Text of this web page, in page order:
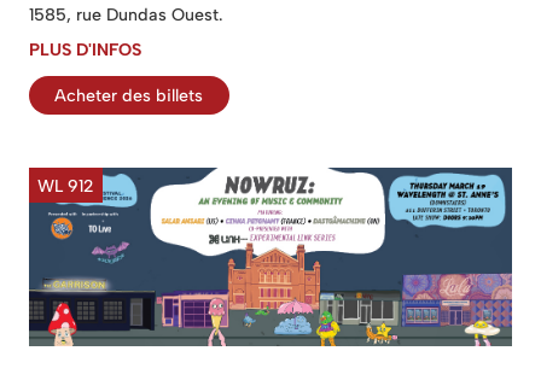
1585, rue Dundas Ouest.
PLUS D'INFOS
Acheter des billets
WL 912